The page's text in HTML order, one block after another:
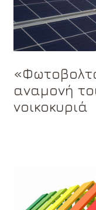
αναμονή
νοικοκυριά